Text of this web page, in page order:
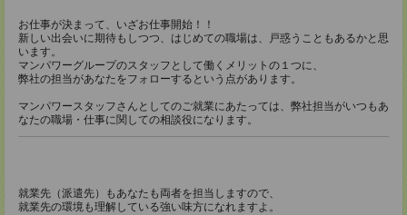
お仕事が決まって、いざお仕事開始！！
新しい出会いに期待もしつつ、はじめての職場は、戸惑うこともあるかと思
います。
マンパワーグループのスタッフとして働くメリットの１つに、
弊社の担当があなたをフォローするという点があります。
マンパワースタッフさんとしてのご就業にあたっては、弊社担当がいつもあ
なたの職場・仕事に関しての相談役になります。
就業先（派遣先）もあなたも両者を担当しますので、
就業先の環境も理解している強い味方になれますよ。